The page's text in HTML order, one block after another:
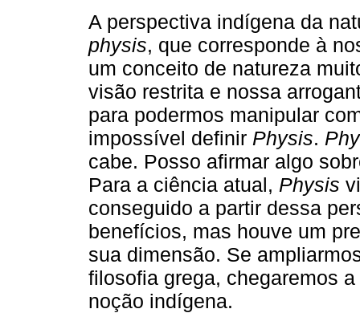
A perspectiva indígena da
physis, que corresponde à
um conceito de natureza
visão restrita e nossa
para podermos manipular
impossível definir Physis.
cabe. Posso afirmar algo
Para a ciência atual, Physis
conseguido a partir dessa
benefícios, mas houve um
sua dimensão. Se
filosofia grega, chegaremos
noção indígena.